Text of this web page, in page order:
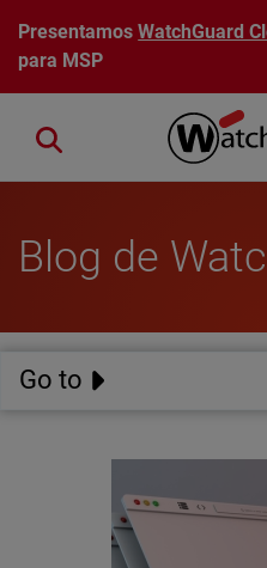
Pasar al contenido principal
PresentamosWatchGuard
para MSP
Close search
Blog de
Go to